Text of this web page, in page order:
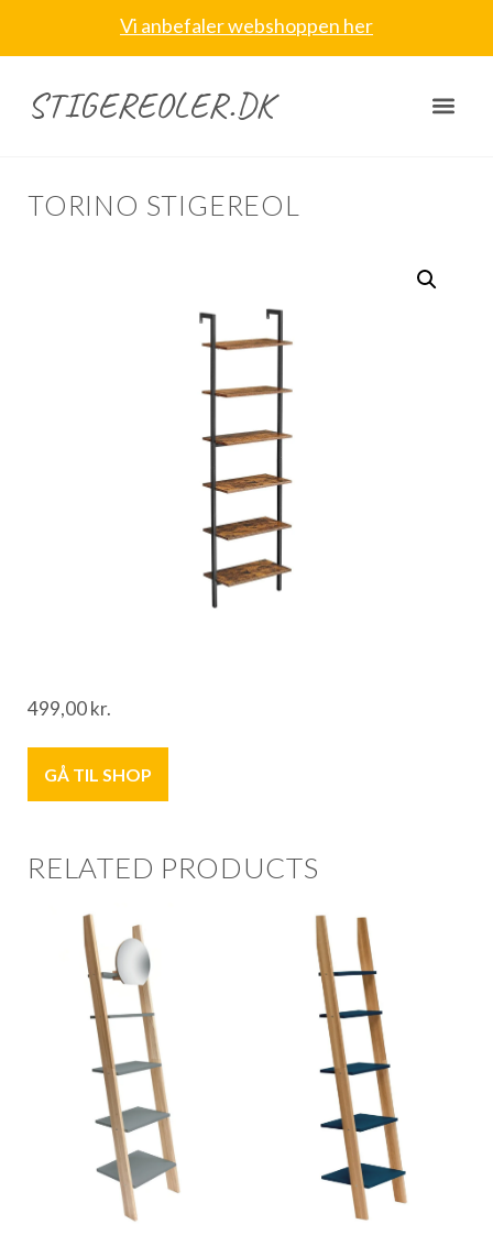
Vi anbefaler webshoppen her
STIGEREOLER.DK
TORINO STIGEREOL
499,00kr.
GÅ TIL SHOP
RELATED PRODUCTS